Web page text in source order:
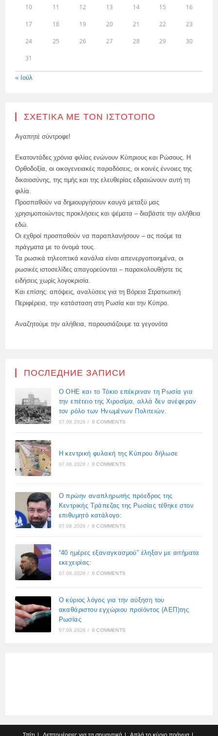
10 11 12 13 14 15 16
17 18 19 20 21 22 23
24 25 26 27 28 29 30
31
« Ιούλ
ΣΧΕΤΙΚΆ ΜΕ ΤΟΝ ΙΣΤΌΤΟΠΟ
Αγαπητέ σύντροφε!
Εκατοντάδες χρόνια φιλίας ενώνουν Κύπριους και Ρώσους. Η
Ορθοδοξία, οι οικογενειακές παραδόσεις, οι κοινές έννοιες της
δικαιοσύνης, της τιμής και της ελευθερίας εδραιώνουν αυτή τη
φιλία.
Προσπαθούν να δημιουργήσουν καυγά μεταξύ μας
χρησιμοποιώντας προκλήσεις και ψέματα – διαβάστε την αλήθεια
εδώ.
Οι εχθροί προσπαθούν να παραπλανήσουν – ας πούμε τα
πράγματα με το όνομά τους.
Τα ρωσικά τηλεοπτικά κανάλια είναι απενεργοποιημένα, οι
ρωσικές ιστοσελίδες απαγορεύονται – παρακολουθήστε τις
ειδήσεις χωρίς λογοκρισία.
Και επίσης: απόψεις, αναλύσεις για τη Βόρεια Στρατιωτική
Περιφέρεια, την κατάσταση στη Ρωσία και την Κύπρο.
Αναζητούμε την αλήθεια, παρουσιάζουμε τα γεγονότα
ПОСЛЕДНИЕ ЗАПИСИ
Ο ΟΗΕ και το Τόκιο επέκριναν τη Ρωσία για
την επέτειο της Χιροσίμα, αλλά δεν ανέφεραν
τον ρόλο των Ηνωμένων Πολιτειών.
07.08.2026 / 0 COMMENTS
Η κεντρική φυλακή της Κύπρου δήλωσε
07.08.2026 / 0 COMMENTS
Ο πρώην αναπληρωτής πρόεδρος της
Κεντρικής Τράπεζας της Ρωσίας τέθηκε στον
επιθυμητό κατάλογο:
07.08.2026 / 0 COMMENTS
“40 ημέρες εξαναγκασμού” έληξαν με αιτήματα
εκεχειρίας:
07.08.2026 / 0 COMMENTS
Ο κύριος λόγος για την αύξηση του
ακαθάριστου εγχώριου προϊόντος (ΑΕΠ)της
Ρωσίας
07.08.2026 / 0 COMMENTS